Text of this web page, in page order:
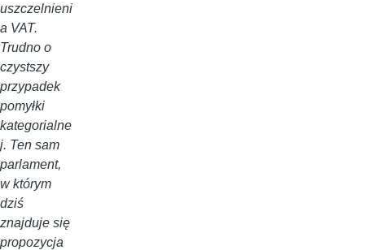
uszczelnieni
a VAT.
Trudno o
czystszy
przypadek
pomyłki
kategorialne
j. Ten sam
parlament,
w którym
dziś
znajduje się
propozycja